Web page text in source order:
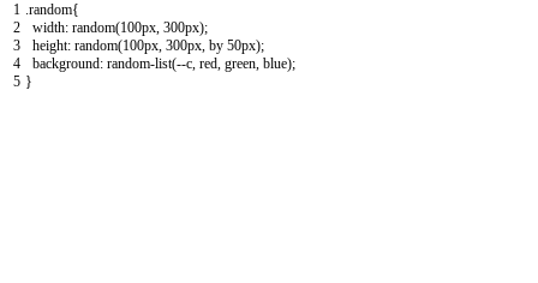
1
2
3
4
5
.random{
width: random(100px, 300px);
height: random(100px, 300px, by 50px);
background: random-list(--c, red, green, blue);
}